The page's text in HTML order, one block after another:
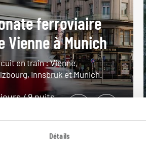
Détails
ferroviaire
Vienne à Munich
en train : Vienne,
Innsbruk et Munich.
jours / 9 nuits